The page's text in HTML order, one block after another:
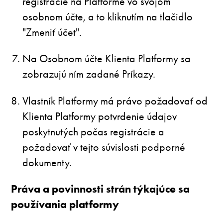
osobnom účte, a to kliknutím na tlačidlo
"Zmeniť účet".
Na Osobnom účte Klienta Platformy sa
zobrazujú ním zadané Príkazy.
Vlastník Platformy má právo požadovať od
Klienta Platformy potvrdenie údajov
poskytnutých počas registrácie a
požadovať v tejto súvislosti podporné
dokumenty.
Práva a povinnosti strán týkajúce sa
používania platformy